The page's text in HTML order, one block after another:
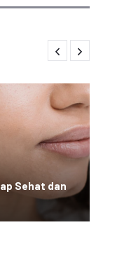
Sehat dan